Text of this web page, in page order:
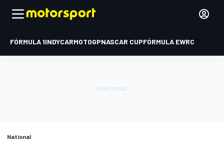
FÓRMULA 1INDYCARMOTOGPNASCAR CUPFÓRMULA EWRC
National